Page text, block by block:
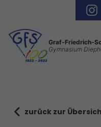
Graf-Friedrich-
Gymnasium
zurück zur